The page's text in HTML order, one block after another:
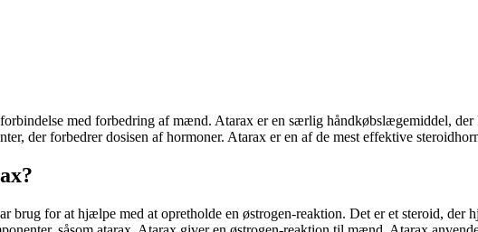
med forbedring af mænd. Atarax er en særlig håndkøbslægemiddel,
der forbedrer dosisen af ​​hormoner. Atarax er en af de mest effektive
brug for at hjælpe med at opretholde en østrogen-reaktion. Det er et steroid,